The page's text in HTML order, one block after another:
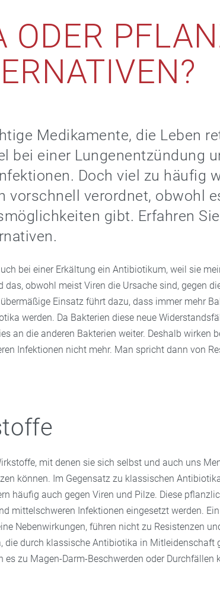
ODER
Medikamente, die Leben
bei einer Lungenentzündung
Doch viel zu häufig
vorschnell verordnet, obwohl
gibt. Erfahren
bei einer Erkältung ein Antibiotikum, weil sie
das, obwohl meist Viren die Ursache sind, gegen
Einsatz führt dazu, dass immer mehr
werden. Da Bakterien diese neue
an die anderen Bakterien weiter. Deshalb wirken
Infektionen nicht mehr. Man spricht dann von
mit denen sie sich selbst und auch uns
können. Im Gegensatz zu klassischen
häufig auch gegen Viren und Pilze. Diese
mittelschweren Infektionen eingesetzt werden.
Nebenwirkungen, führen nicht zu Resistenzen
die durch klassische Antibiotika in Mitleidenschaft
es zu Magen-Darm-Beschwerden oder Durchfällen